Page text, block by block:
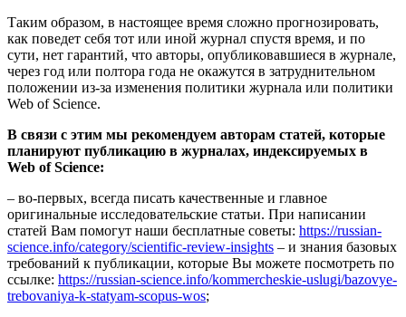
Таким образом, в настоящее время сложно прогнозировать,
как поведет себя тот или иной журнал спустя время, и по
сути, нет гарантий, что авторы, опубликовавшиеся в журнале,
через год или полтора года не окажутся в затруднительном
положении из-за изменения политики журнала или политики
Web of Science.
В связи с этим мы рекомендуем авторам статей, которые
планируют публикацию в журналах, индексируемых в
Web of Science:
– во-первых, всегда писать качественные и главное
оригинальные исследовательские статьи. При написании
статей Вам помогут наши бесплатные советы: https://russian-
science.info/category/scientific-review-insights – и знания базовых
требований к публикации, которые Вы можете посмотреть по
ссылке: https://russian-science.info/kommercheskie-uslugi/bazovye-
trebovaniya-k-statyam-scopus-wos;